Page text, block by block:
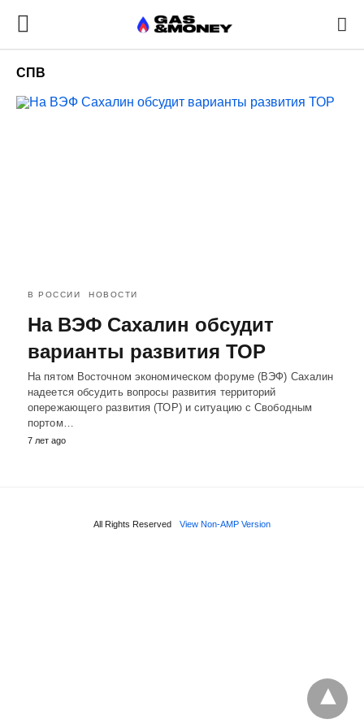
СПВ
В РОССИИ НОВОСТИ
На ВЭФ Сахалин обсудит
варианты развития ТОР
На пятом Восточном экономическом форуме (ВЭФ) Сахалин
надеется обсудить вопросы развития территорий
опережающего развития (ТОР) и ситуацию с Свободным
портом…
7 лет ago
All Rights Reserved View Non-AMP Version